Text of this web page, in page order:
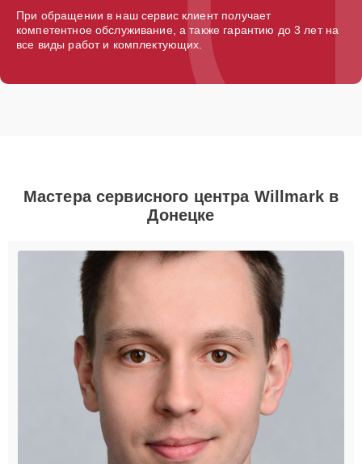
При обращении в наш сервис клиент получает
компетентное обслуживание, а также гарантию до 3 лет на
все виды работ и комплектующих.
Мастера сервисного центра Willmark в
Донецке